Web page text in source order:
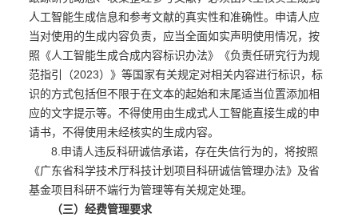
人工智能生成信息和参考文献的真实性和准确性。申请人应
当对使用的生成内容负责，应当全面如实声明使用情况，按
照《人工智能生成合成内容标识办法》《负责任研究行为规
范指引（2023）》等国家有关规定对相关内容进行标识，标
识的方式包括但不限于在文本的起始和末尾适当位置添加相
应的文字提示等。不得使用由生成式人工智能直接生成的申
请书，不得使用未经核实的生成内容。
8.申请人违反科研诚信承诺，存在失信行为的，将按照
《广东省科学技术厅科技计划项目科研诚信管理办法》及省
基金项目科研不端行为管理等有关规定处理。
（三）经费管理要求